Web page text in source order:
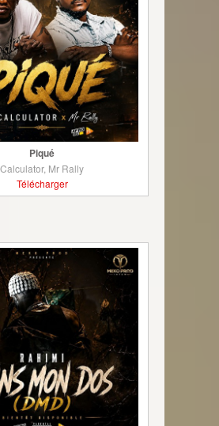
Piqué
Calculator, Mr Rally
Télécharger